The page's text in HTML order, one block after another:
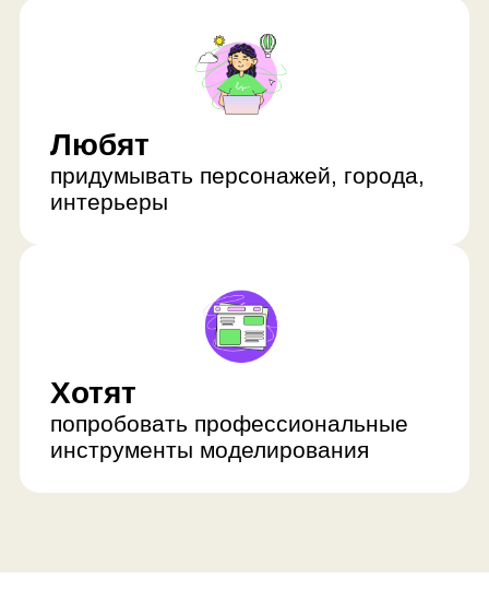
попробовать профессиональные
инструменты моделирования
Ребёнок развивается
с нескольких сторон
Освоит программу Blender
моделировании, скульптинге,